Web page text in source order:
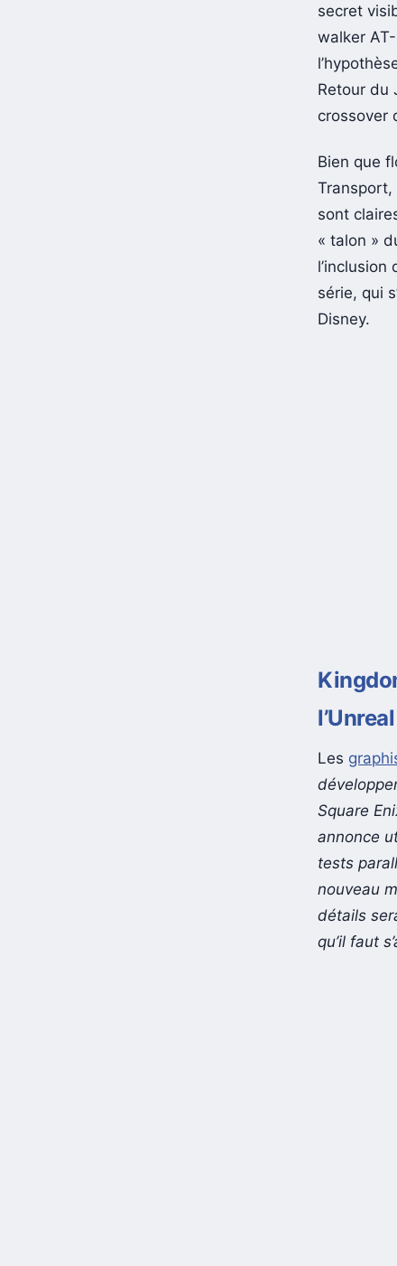
secret
walker
Retour du
crossover
Bien que
Transport,
sont
« talon »
l’inclusion
série, qui
Disney.
Les
Square
annonce
tests
nouveau
détails
qu’il faut